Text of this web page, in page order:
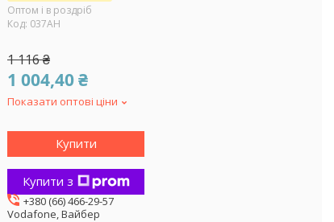
Оптом і в роздріб
Код: 037АН
1 116 ₴
1 004,40 ₴
Показати оптові ціни
Купити
Купити з
+380 (66) 466-29-57
Vodafone, Вайбер